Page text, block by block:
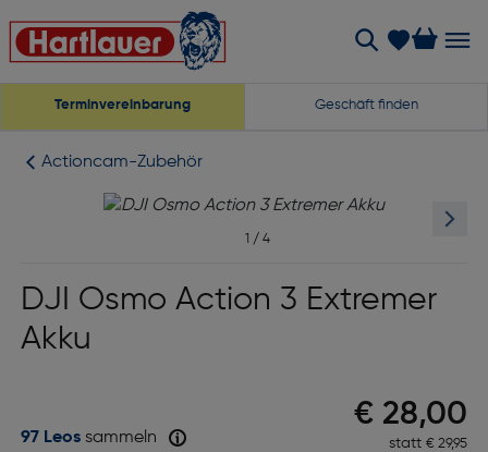
Terminvereinbarung Geschäft finden
Actioncam-Zubehör
1 / 4
DJI Osmo Action 3 Extremer
Akku
Preis
€ 28,00
statt€ 29,95
97 Leossammeln